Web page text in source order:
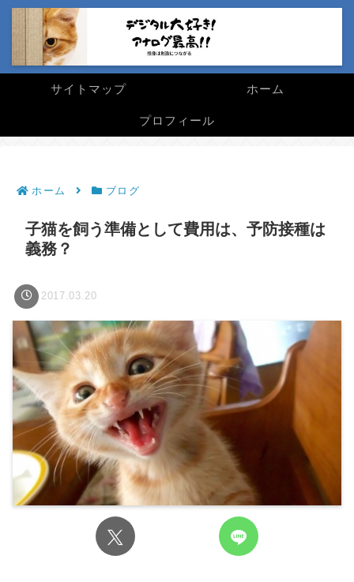
サイトマップ ホーム
プロフィール
ホーム ブログ
子猫を飼う準備として費用は、予防接種は
義務？
2017.03.20